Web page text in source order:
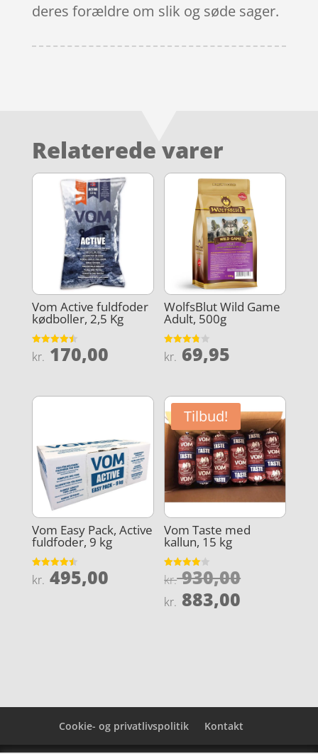
deres forældre om slik og søde sager.
Relaterede varer
Vom Active fuldfoder
kødboller, 2,5 Kg
Vurderet
4.5
kr. 170,00
WolfsBlut Wild Game
Adult, 500g
Vurderet
3.8
kr. 69,95
Vom Easy Pack, Active
fuldfoder, 9 kg
Vurderet
4.5
kr. 495,00
Tilbud!
Vom Taste med
kallun, 15 kg
Vurderet
4
kr.930,00Den
kr. 883,00
Cookie- og privatlivspolitik Kontakt